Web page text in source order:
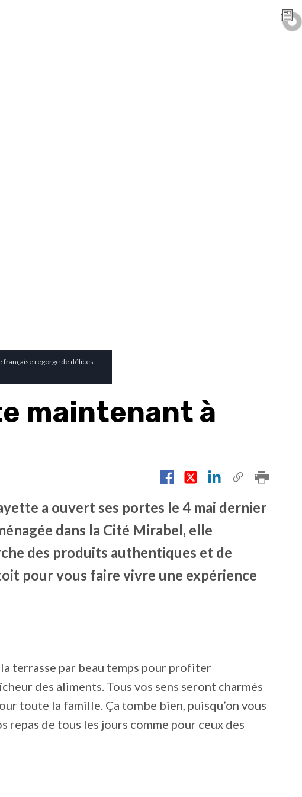
française regorge de délices
maintenant à
a ouvert ses portes le 4 mai dernier
dans la Cité Mirabel, elle
des produits authentiques et de
pour vous faire vivre une expérience
terrasse par beau temps pour profiter
des aliments. Tous vos sens seront charmés
toute la famille. Ça tombe bien, puisqu’on vous
de tous les jours comme pour ceux des